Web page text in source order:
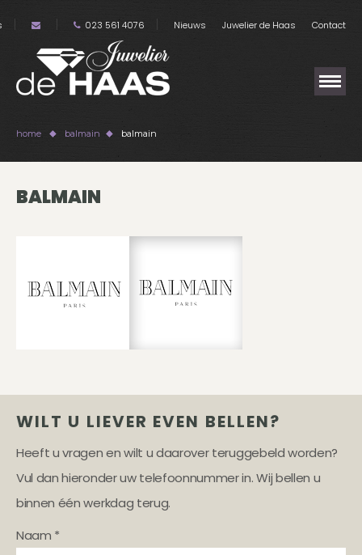
023 561 4076 Nieuws Juwelier de Haas Contact
home balmain balmain
BALMAIN
WILT U LIEVER EVEN BELLEN?
Heeft u vragen en wilt u daarover teruggebeld worden?
Vul dan hieronder uw telefoonnummer in. Wij bellen u
binnen één werkdag terug.
Naam *